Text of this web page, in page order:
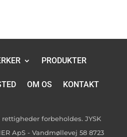
PRODUKTER
OM OS KONTAKT
forbeholdes. JYSK
ApS - Vandmøllevej 58 8723